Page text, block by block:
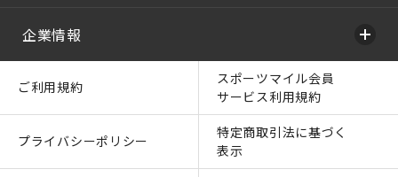
企業情報
ご利用規約
スポーツマイル会員
サービス利用規約
プライバシーポリシー
特定商取引法に基づく
表示